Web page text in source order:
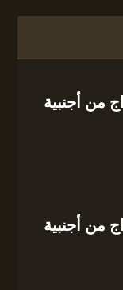
من أجنبية
من أجنبية